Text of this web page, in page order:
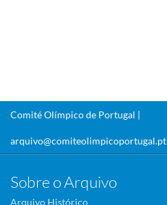
Comité Olímpico de Portugal |
arquivo@comiteolimpicoportugal.pt
Sobre o Arquivo
Arquivo Histórico